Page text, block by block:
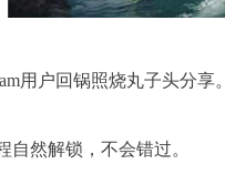
用户回锅照烧丸子头分享。
自然解锁，不会错过。